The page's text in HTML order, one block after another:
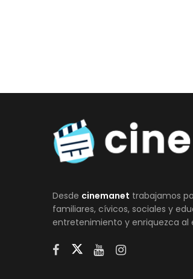
Desde cinemanet trabajamos
familiares, cívicos, sociales y
entretenimiento y enriquezca al